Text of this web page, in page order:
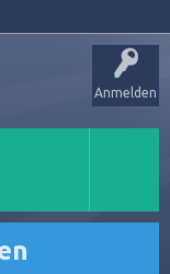
Anmelden